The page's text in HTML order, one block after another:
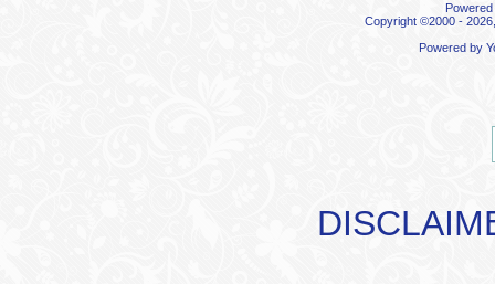
Copyright ©2000 -
Powered by